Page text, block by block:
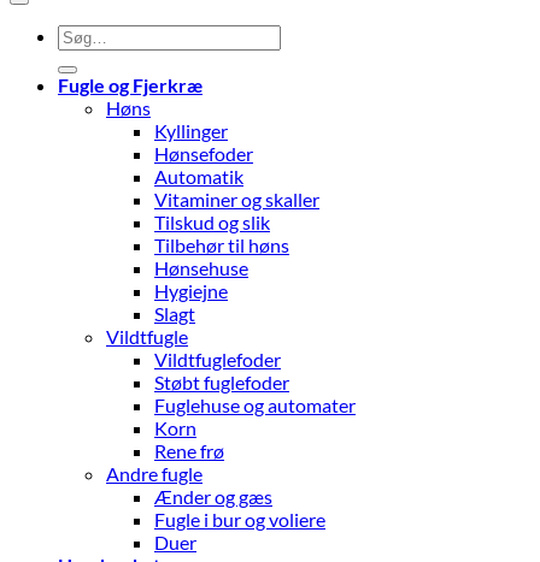
Søg
efter:
Fugle og Fjerkræ
Høns
Kyllinger
Hønsefoder
Automatik
Vitaminer og skaller
Tilskud og slik
Tilbehør til høns
Hønsehuse
Hygiejne
Slagt
Vildtfugle
Vildtfuglefoder
Støbt fuglefoder
Fuglehuse og automater
Korn
Rene frø
Andre fugle
Ænder og gæs
Fugle i bur og voliere
Duer